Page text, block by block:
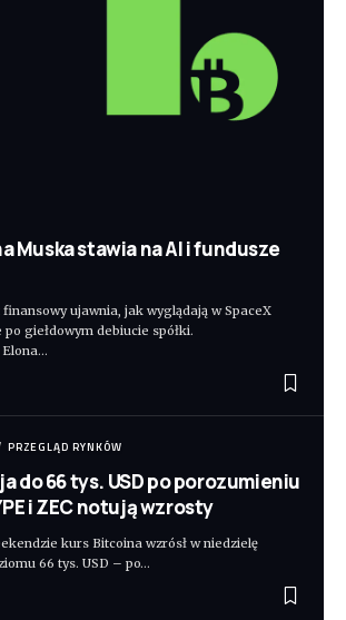
Muska stawia na AI i fundusze
ujawnia, jak wyglądają w SpaceX
giełdowym debiucie spółki.
…
PRZEGLĄD RYNKÓW
do 66 tys. USD po porozumieniu
i ZEC notują wzrosty
kurs Bitcoina wzrósł w niedzielę
66 tys. USD – po…